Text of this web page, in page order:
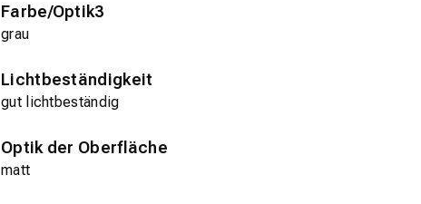
Farbe/Optik3
grau
Lichtbeständigkeit
gut lichtbeständig
Optik der Oberfläche
matt